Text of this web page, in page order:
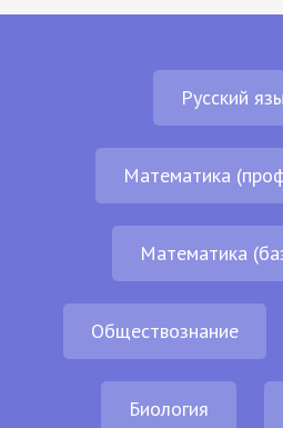
Русский
Математика
Математика
Обществознание
Биология